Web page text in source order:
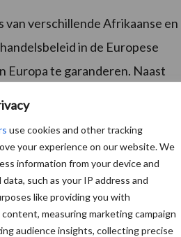
use cookies and other tracking
your experience on our website. We
information from your device and
such as your IP address and
like providing you with
measuring marketing campaign
audience insights, collecting precise
verschillende Afrikaanse en
in de Europese
Europa te garanderen. Naast
en Europese
van 20 Europese
en uitgevoerd met
grenzen.
vindt nog steeds